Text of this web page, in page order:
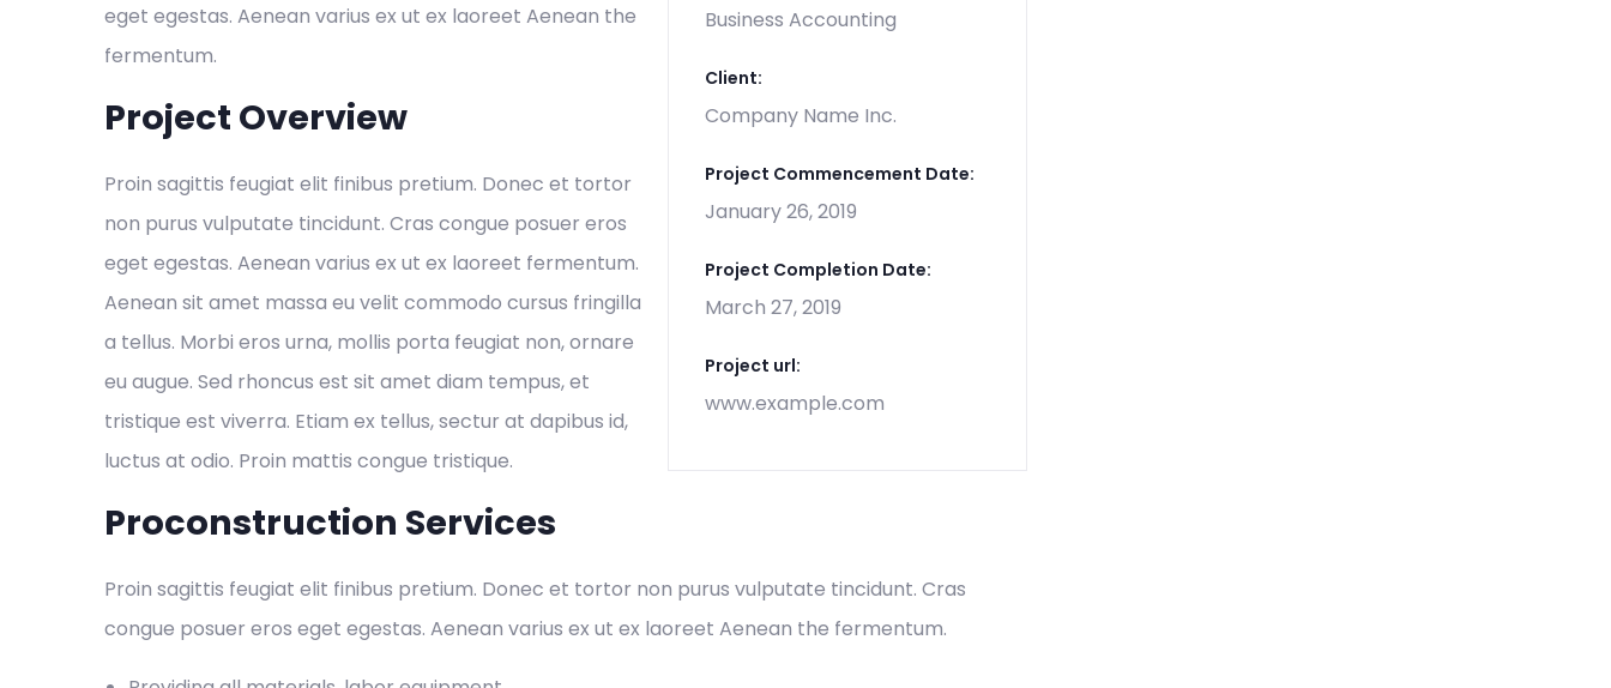
Business Accounting
Client:
Company Name Inc.
Project Commencement Date:
January 26, 2019
Project Completion Date:
March 27, 2019
Project url:
www.example.com
eget egestas. Aenean varius ex ut ex laoreet Aenean the
fermentum.
Project Overview
Proin sagittis feugiat elit finibus pretium. Donec et tortor
non purus vulputate tincidunt. Cras congue posuer eros
eget egestas. Aenean varius ex ut ex laoreet fermentum.
Aenean sit amet massa eu velit commodo cursus fringilla
a tellus. Morbi eros urna, mollis porta feugiat non, ornare
eu augue. Sed rhoncus est sit amet diam tempus, et
tristique est viverra. Etiam ex tellus, sectur at dapibus id,
luctus at odio. Proin mattis congue tristique.
Proconstruction Services
Proin sagittis feugiat elit finibus pretium. Donec et tortor non purus vulputate tincidunt. Cras
congue posuer eros eget egestas. Aenean varius ex ut ex laoreet Aenean the fermentum.